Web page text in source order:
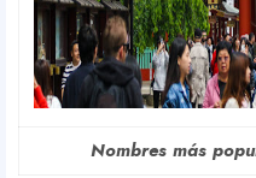
Nombres más